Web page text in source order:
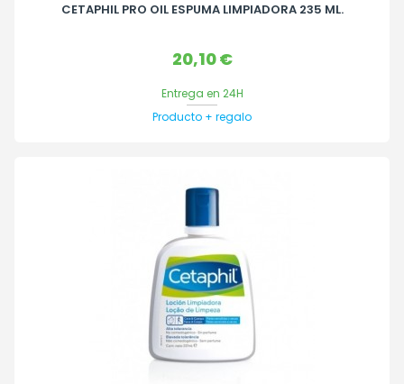
CETAPHIL PRO OIL ESPUMA LIMPIADORA 235 ML.
Precio
20,10 €
Entrega en 24H
Producto + regalo